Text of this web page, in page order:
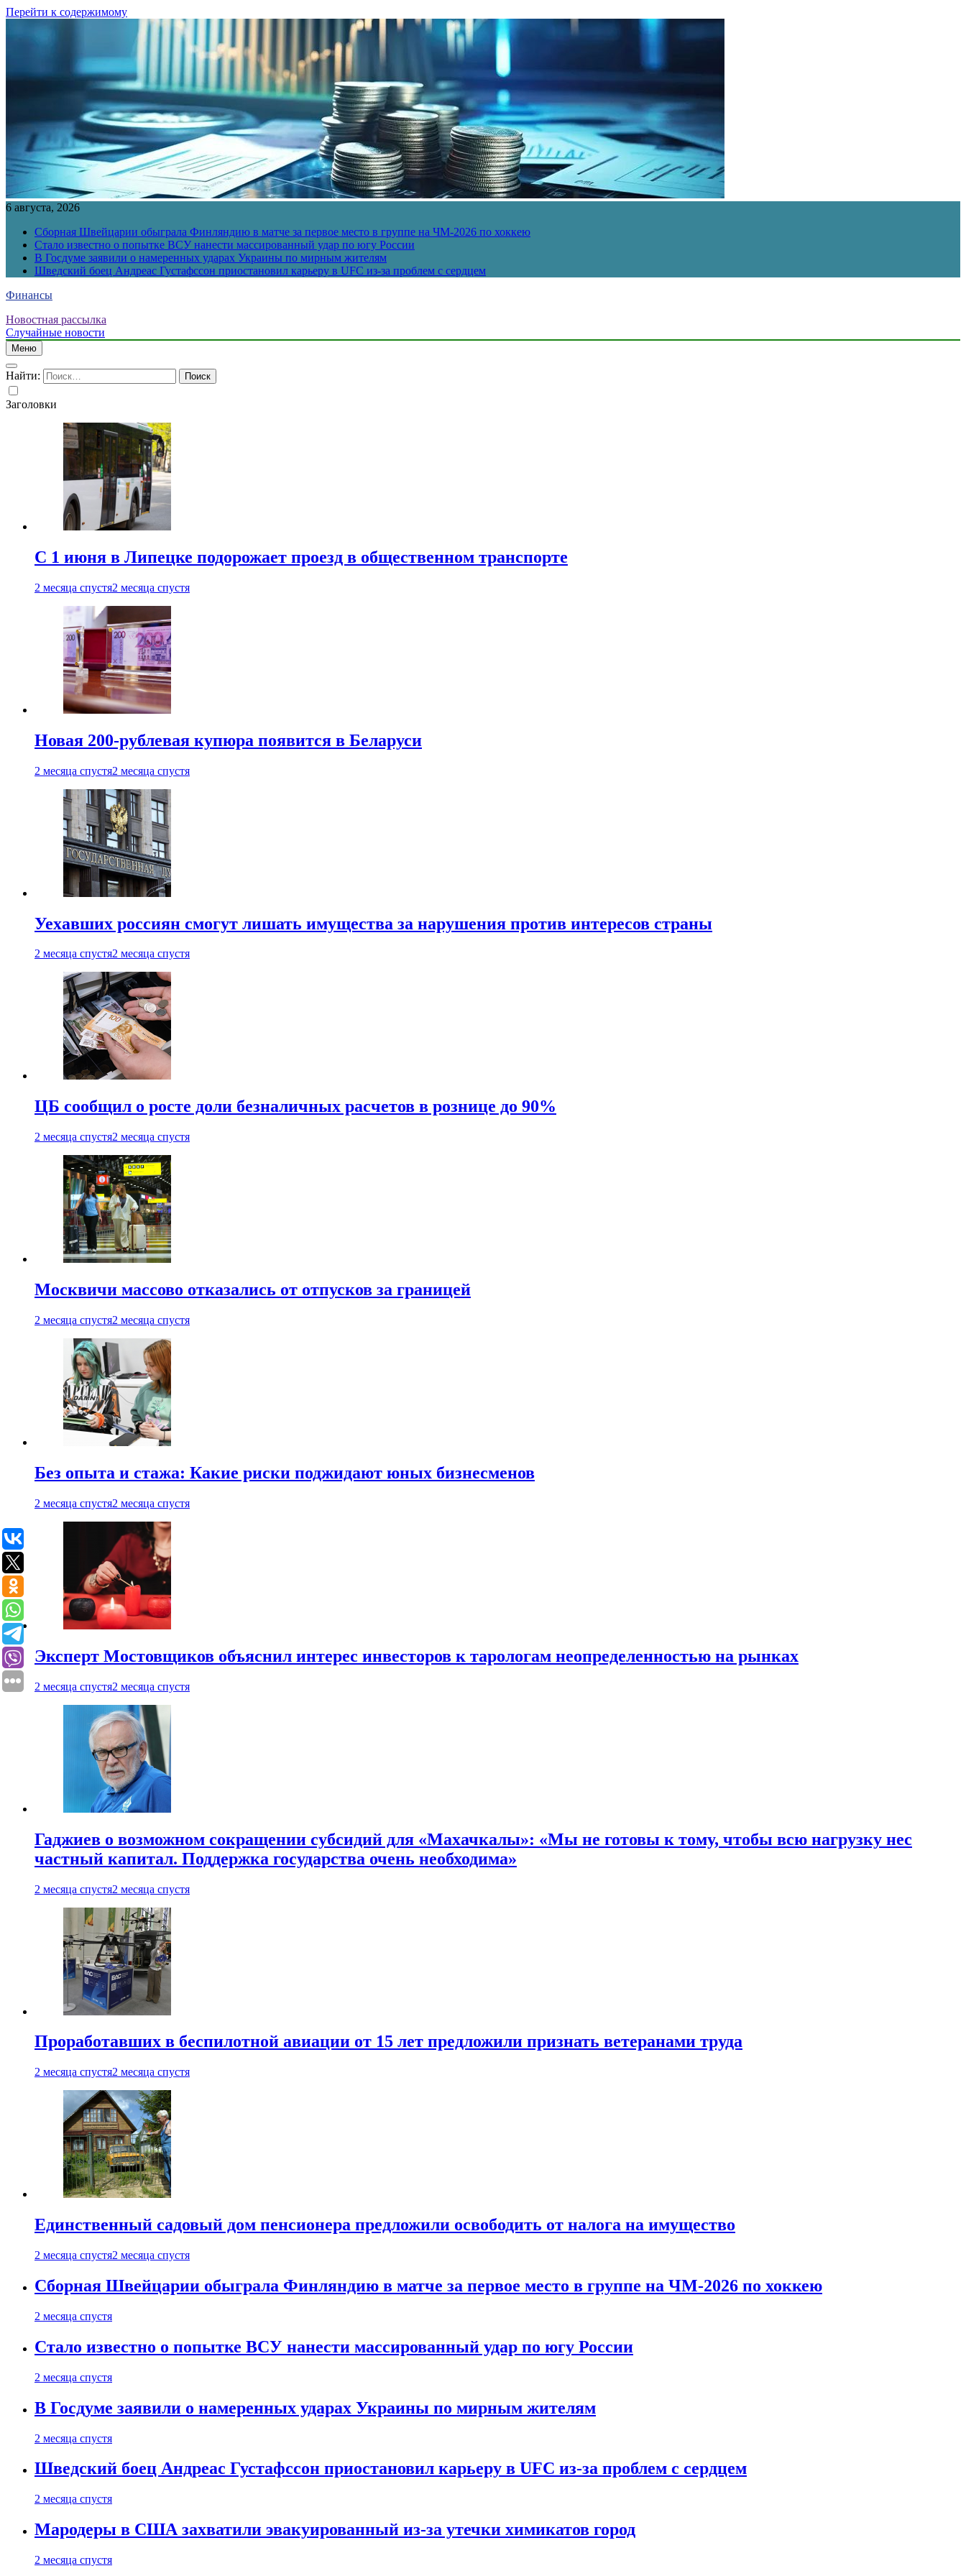
Перейти к содержимому
6 августа, 2026
Сборная Швейцарии обыграла Финляндию в матче за первое место в группе на ЧМ-2026 по хоккею
Стало известно о попытке ВСУ нанести массированный удар по югу России
В Госдуме заявили о намеренных ударах Украины по мирным жителям
Шведский боец Андреас Густафссон приостановил карьеру в UFC из-за проблем с сердцем
Финансы
Новостная рассылка
Случайные новости
Меню
Найти:
Заголовки
С 1 июня в Липецке подорожает проезд в общественном транспорте
2 месяца спустя2 месяца спустя
Новая 200-рублевая купюра появится в Беларуси
2 месяца спустя2 месяца спустя
Уехавших россиян смогут лишать имущества за нарушения против интересов страны
2 месяца спустя2 месяца спустя
ЦБ сообщил о росте доли безналичных расчетов в рознице до 90%
2 месяца спустя2 месяца спустя
Москвичи массово отказались от отпусков за границей
2 месяца спустя2 месяца спустя
Без опыта и стажа: Какие риски поджидают юных бизнесменов
2 месяца спустя2 месяца спустя
Эксперт Мостовщиков объяснил интерес инвесторов к тарологам неопределенностью на рынках
2 месяца спустя2 месяца спустя
Гаджиев о возможном сокращении субсидий для «Махачкалы»: «Мы не готовы к тому, чтобы всю нагрузку нес
частный капитал. Поддержка государства очень необходима»
2 месяца спустя2 месяца спустя
Проработавших в беспилотной авиации от 15 лет предложили признать ветеранами труда
2 месяца спустя2 месяца спустя
Единственный садовый дом пенсионера предложили освободить от налога на имущество
2 месяца спустя2 месяца спустя
Сборная Швейцарии обыграла Финляндию в матче за первое место в группе на ЧМ-2026 по хоккею
2 месяца спустя
Стало известно о попытке ВСУ нанести массированный удар по югу России
2 месяца спустя
В Госдуме заявили о намеренных ударах Украины по мирным жителям
2 месяца спустя
Шведский боец Андреас Густафссон приостановил карьеру в UFC из-за проблем с сердцем
2 месяца спустя
Мародеры в США захватили эвакуированный из-за утечки химикатов город
2 месяца спустя